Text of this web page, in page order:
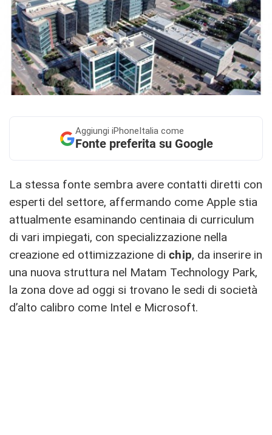
Aggiungi iPhoneItalia come
Fonte preferita su Google
La stessa fonte sembra avere contatti diretti con
esperti del settore, affermando come Apple stia
attualmente esaminando centinaia di curriculum
di vari impiegati, con specializzazione nella
creazione ed ottimizzazione di chip, da inserire in
una nuova struttura nel Matam Technology Park,
la zona dove ad oggi si trovano le sedi di società
d’alto calibro come Intel e Microsoft.